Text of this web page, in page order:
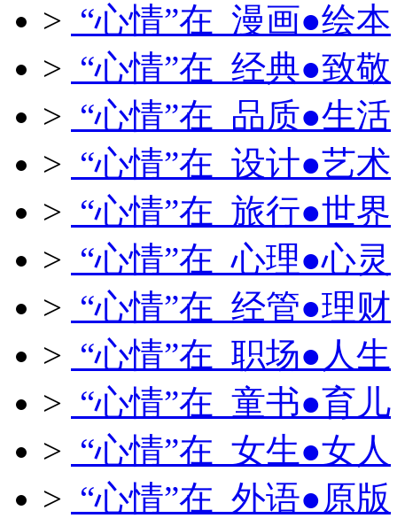
> “心情”在 漫画●绘本
> “心情”在 经典●致敬
> “心情”在 品质●生活
> “心情”在 设计●艺术
> “心情”在 旅行●世界
> “心情”在 心理●心灵
> “心情”在 经管●理财
> “心情”在 职场●人生
> “心情”在 童书●育儿
> “心情”在 女生●女人
> “心情”在 外语●原版